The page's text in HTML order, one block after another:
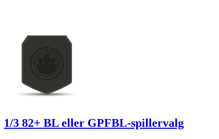
1/3 82+ BL eller GPFBL-spillervalg